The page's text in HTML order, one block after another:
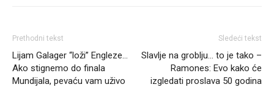
Prethodni tekst
Lijam Galager “loži” Engleze…
Ako stignemo do finala
Mundijala, pevaću vam uživo
Sledeći tekst
Slavlje na groblju… to je tako –
Ramones: Evo kako će
izgledati proslava 50 godina